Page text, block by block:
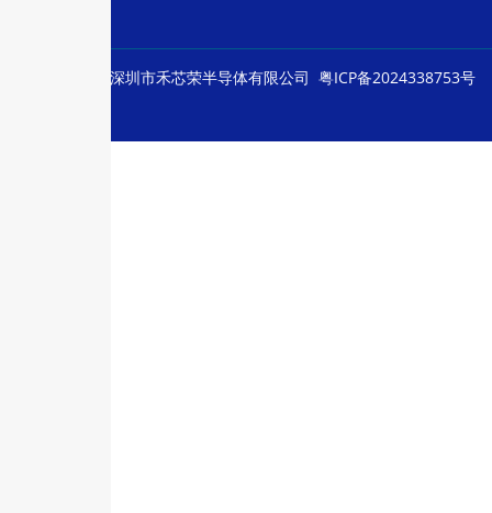
深圳市禾芯荣半导体有限公司 粤ICP备2024338753号